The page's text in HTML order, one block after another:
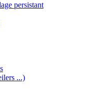
persistant
...)